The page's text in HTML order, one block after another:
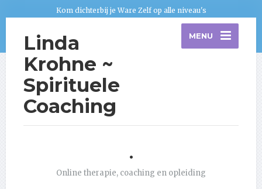
Kom dichterbij je Ware Zelf op alle niveau's
Linda
Krohne ~
Spirituele
Coaching
MENU
.
Online therapie, coaching en opleiding